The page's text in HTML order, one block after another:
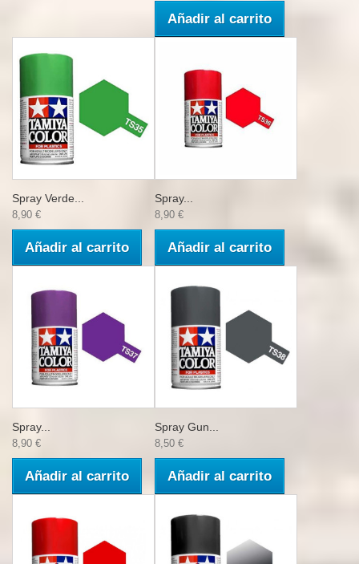
Añadir al carrito
Spray Verde...
8,90 €
Añadir al carrito
Spray...
8,90 €
Añadir al carrito
Spray...
8,90 €
Añadir al carrito
Spray Gun...
8,50 €
Añadir al carrito